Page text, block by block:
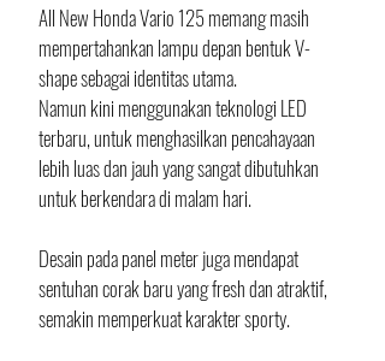
All New Honda Vario 125 memang masih
mempertahankan lampu depan bentuk V-
shape sebagai identitas utama.
Namun kini menggunakan teknologi LED
terbaru, untuk menghasilkan pencahayaan
lebih luas dan jauh yang sangat dibutuhkan
untuk berkendara di malam hari.
Desain pada panel meter juga mendapat
sentuhan corak baru yang fresh dan atraktif,
semakin memperkuat karakter sporty.